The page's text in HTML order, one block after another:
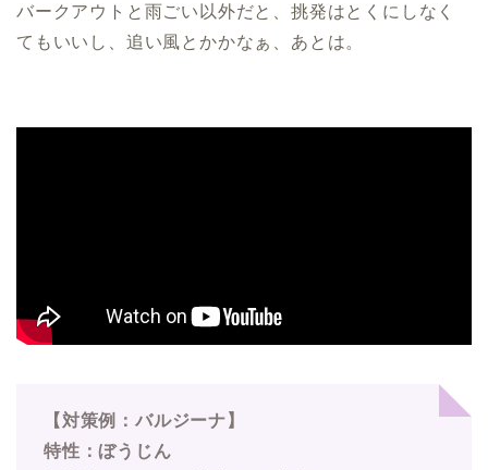
バークアウトと雨ごい以外だと、挑発はとくにしなく
てもいいし、追い風とかかなぁ、あとは。
【対策例：バルジーナ】
特性：ぼうじん